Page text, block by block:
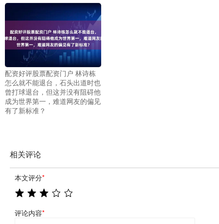
配资好评股票配资门户 林诗栋
怎么就不能退台，石头出道时也
曾打球退台，但这并没有阻碍他
成为世界第一，难道网友的偏见
有了新标准？
相关评论
本文评分*
评论内容*